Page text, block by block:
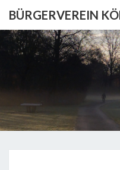
content
BÜRGERVEREIN